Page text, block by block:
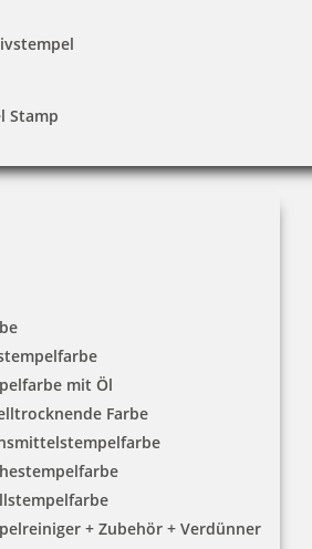
Stamp
mit Öl
Farbe
+ Zubehör + Verdünner